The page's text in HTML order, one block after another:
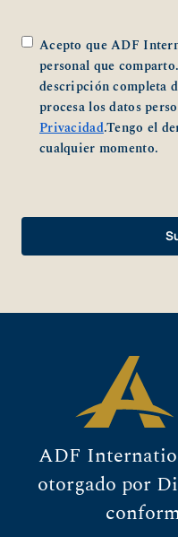
*
Acepto que ADF
personal que
descripción completa
procesa los datos
Privacidad.Tengo el
cualquier momento.
ADF
otorgado por